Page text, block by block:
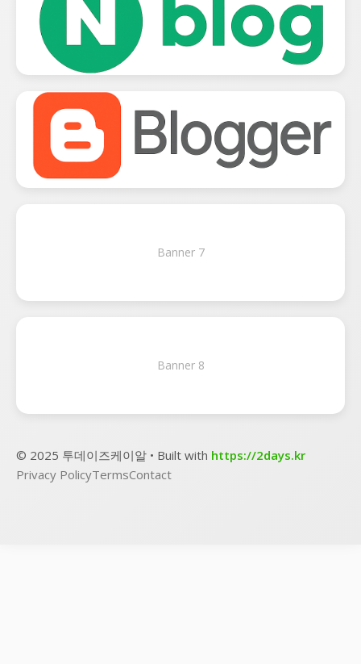
Banner 7
Banner 8
© 2025 투데이즈케이알 • Built with https://2days.kr
Privacy PolicyTermsContact